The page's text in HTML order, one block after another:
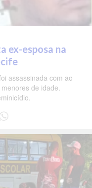
ex-esposa na
assassinada com ao
de idade.